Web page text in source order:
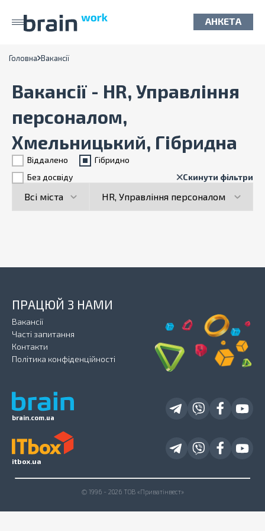
АНКЕТА
Головна Вакансії
Вакансії - HR, Управління
персоналом,
Хмельницький, Гібридна
Віддалено
Гiбридно
Без досвіду
Скинути фільтри
brain.com.ua
ПРАЦЮЙ З НАМИ
Вакансії
Часті запитання
Контакти
Політика конфіденційності
itbox.ua
© 1996 - 2026 ТОВ «Приватінвест»